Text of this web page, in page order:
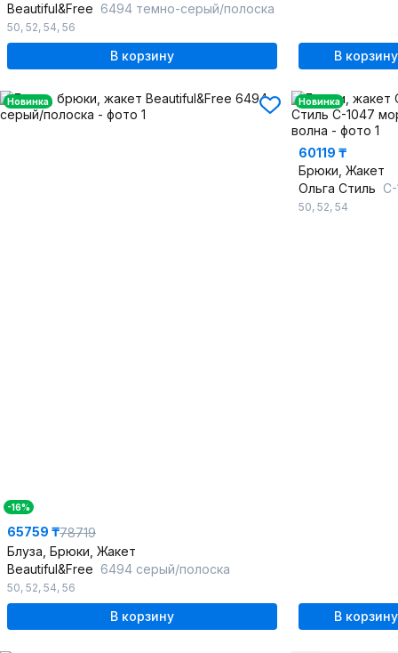
Beautiful&Free 6494 темно-серый/полоска
50, 52, 54, 56
В корзину В корзину
Новинка
-16%
65759 ₸78719
Блуза, Брюки, Жакет
Beautiful&Free 6494 серый/полоска
50, 52, 54, 56
В корзину
Новинка
60119 ₸
Брюки, Жакет
Ольга Стиль С-
50, 52, 54
В корзину